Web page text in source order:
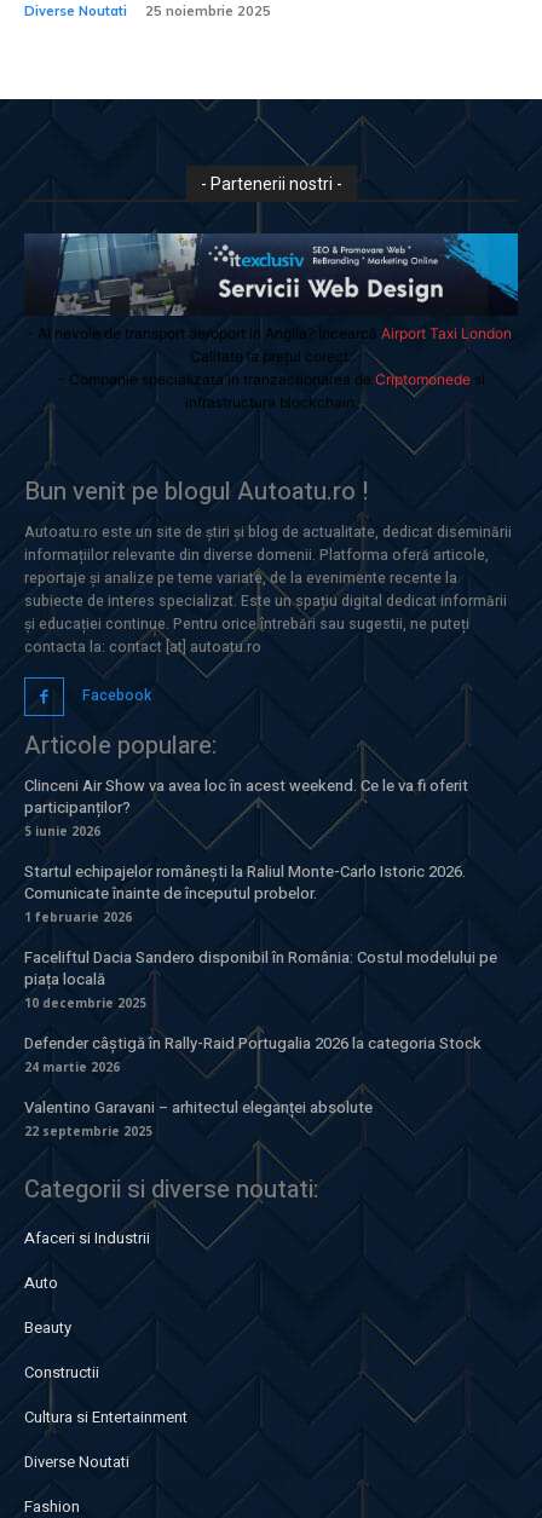
Diverse Noutati 25 noiembrie 2025
- Partenerii nostri -
- Ai nevoie de transport aeroport in Anglia? Încearcă Airport Taxi London
Calitate la prețul corect.
- Companie specializata in tranzactionarea de Criptomonedesi
infrastructura blockchain.
Bun venit pe blogul Autoatu.ro !
Autoatu.ro este un site de știri și blog de actualitate, dedicat diseminării
informațiilor relevante din diverse domenii. Platforma oferă articole,
reportaje și analize pe teme variate, de la evenimente recente la
subiecte de interes specializat. Este un spațiu digital dedicat informării
și educației continue. Pentru orice întrebări sau sugestii, ne puteți
contacta la: contact [at] autoatu.ro
Facebook
Articole populare:
Clinceni Air Show va avea loc în acest weekend. Ce le va fi oferit
participanților?
5 iunie 2026
Startul echipajelor românești la Raliul Monte-Carlo Istoric 2026.
Comunicate înainte de începutul probelor.
1 februarie 2026
Faceliftul Dacia Sandero disponibil în România: Costul modelului pe
piața locală
10 decembrie 2025
Defender câștigă în Rally-Raid Portugalia 2026 la categoria Stock
24 martie 2026
Valentino Garavani – arhitectul eleganței absolute
22 septembrie 2025
Categorii si diverse noutati:
Afaceri si Industrii
Auto
Beauty
Constructii
Cultura si Entertainment
Diverse Noutati
Fashion